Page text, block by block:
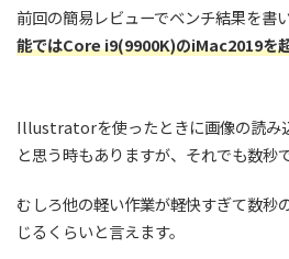
前回の簡易レビューでベンチ結果を書い
能ではCore i9(9900K)のiMac2019を
Illustratorを使ったときに画像の読み
と思う時もありますが、それでも数秒で
むしろ他の軽い作業が軽快すぎて数秒
じるくらいと言えます。